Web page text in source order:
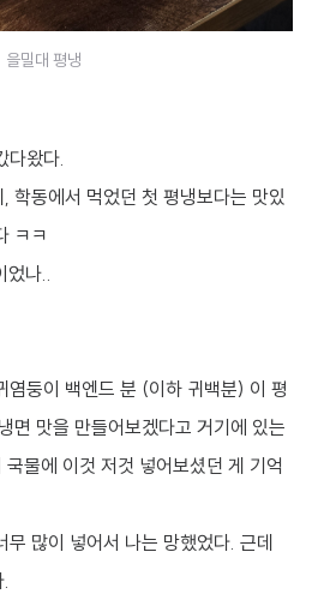
을밀대 평냉
다왔다.
학동에서 먹었던 첫 평냉보다는 맛있
ㅋㅋ
나..
염둥이 백엔드 분 (이하 귀백분) 이 평
면 맛을 만들어보겠다고 거기에 있는
물에 이것 저것 넣어보셨던 게 기억
많이 넣어서 나는 망했었다. 근데